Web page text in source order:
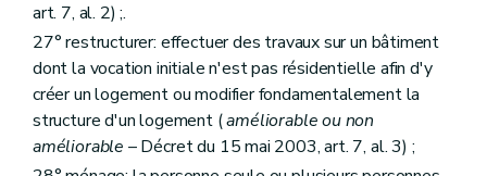
Art. 1755
Art. 1756
Art. 1757
Art. 1758
Section C. De la direction
Art. 1759
Section D. Du comité d'orientation
art. 7, al. 2) ;.
27° restructurer: effectuer des travaux sur un bâtiment
dont la vocation initiale n'est pas résidentielle afin d'y
créer un logement ou modifier fondamentalement la
structure d'un logement (améliorable ou non
améliorable – Décret du 15 mai 2003, art. 7, al. 3) ;